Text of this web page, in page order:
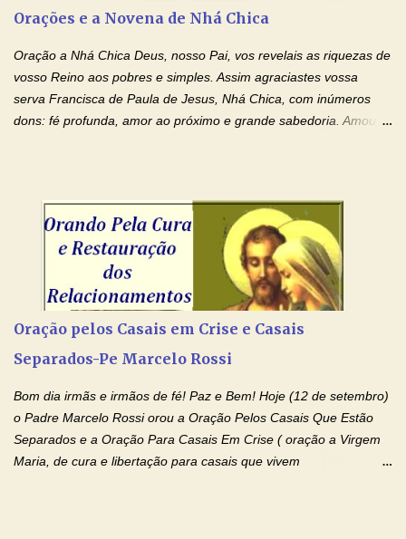
peço somente por mim, mas também por todos aqueles que mais
amo. Nós precisamos desesperadamente de cura física e
espiritual, através do toque consolador de tuas Mãos
ensanguentadas e infinitamente poderosas. Eu reconheço,
apesar de toda a minha limitação e da infinidade dos meus ...
Orações e a Novena de Nhá Chica
Oração a Nhá Chica Deus, nosso Pai, vos revelais as riquezas de
vosso Reino aos pobres e simples. Assim agraciastes vossa
serva Francisca de Paula de Jesus, Nhá Chica, com inúmeros
dons: fé profunda, amor ao próximo e grande sabedoria. Amou a
Senhor Jesus Cristo, vosso Filho, na unidade do Espírito Santo.
Amém. Novena a Nhá Chica (Oração para obter os favores
celestiais através da intercessão da Serva de Deus Nhá Chica)
(Rezar durante nove dias seguidos ou intercalados) Nhá Chica,
recorro a vós como intercessora entre a Bondade Divina e as
necessidades humanas. Peço-vos, como favor espiritual, que
entregueis nas mãos do Santíssimo o meu pedido urgente (Fazer
o pedido). Acolhei, Nhá Chica, no vosso coração bondoso as
Oração pelos Casais em Crise e Casais
Separados-Pe Marcelo Rossi
Bom dia irmãs e irmãos de fé! Paz e Bem! Hoje (12 de setembro)
o Padre Marcelo Rossi orou a Oração Pelos Casais Que Estão
Separados e a Oração Para Casais Em Crise ( oração a Virgem
Maria, de cura e libertação para casais que vivem